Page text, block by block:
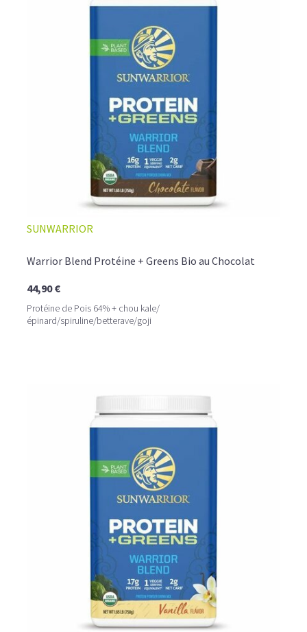
SUNWARRIOR
Warrior Blend Protéine + Greens Bio au Chocolat
44,90 €
Protéine de Pois 64% + chou kale/
épinard/spiruline/betterave/goji